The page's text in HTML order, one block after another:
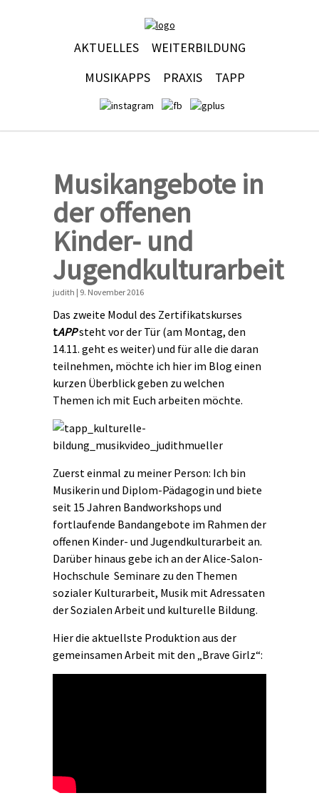
AKTUELLES
WEITERBILDUNG
MUSIKAPPS
PRAXIS TAPP
Musikangebote in
der offenen
Kinder- und
Jugendkulturarbeit
judith | 9. November 2016
Das zweite Modul des Zertifikatskurses
tAPPsteht vor der Tür (am Montag, den
14.11. geht es weiter) und für alle die daran
teilnehmen, möchte ich hier im Blog einen
kurzen Überblick geben zu welchen
Themen ich mit Euch arbeiten möchte.
Zuerst einmal zu meiner Person: Ich bin
Musikerin und Diplom-Pädagogin und biete
seit 15 Jahren Bandworkshops und
fortlaufende Bandangebote im Rahmen der
offenen Kinder- und Jugendkulturarbeit an.
Darüber hinaus gebe ich an der Alice-Salon-
Hochschule Seminare zu den Themen
sozialer Kulturarbeit, Musik mit Adressaten
der Sozialen Arbeit und kulturelle Bildung.
Hier die aktuellste Produktion aus der
gemeinsamen Arbeit mit den „Brave Girlz“: